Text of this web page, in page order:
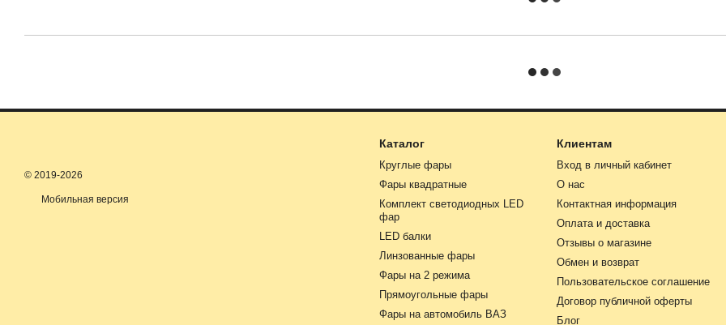
© 2019-2026
Мобильная версия
Каталог
Круглые фары
Фары квадратные
Комплект светодиодных LED
фар
LED балки
Линзованные фары
Фары на 2 режима
Прямоугольные фары
Фары на автомобиль ВАЗ
Клиентам
Вход в личный кабинет
О нас
Контактная информация
Оплата и доставка
Отзывы о магазине
Обмен и возврат
Пользовательское соглашение
Договор публичной оферты
Блог